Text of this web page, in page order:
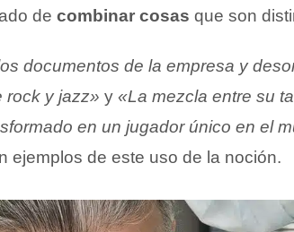
de combinar cosas que son
documentos de la empresa y
rock y jazz» y «La mezcla entre su
en un jugador único en el
ejemplos de este uso de la noción.